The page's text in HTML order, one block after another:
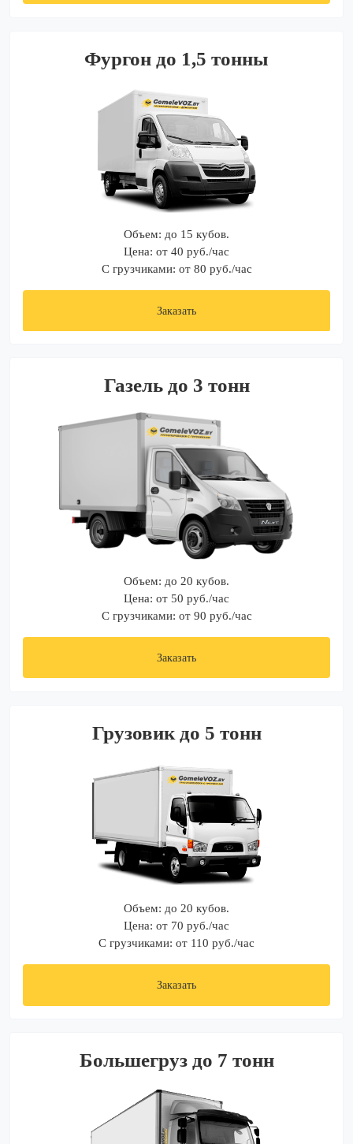
Фургон до 1,5 тонны
Объем: до 15 кубов.
Цена: от 40 руб./час
С грузчиками: от 80 руб./час
Заказать
Газель до 3 тонн
Объем: до 20 кубов.
Цена: от 50 руб./час
С грузчиками: от 90 руб./час
Заказать
Грузовик до 5 тонн
Объем: до 20 кубов.
Цена: от 70 руб./час
С грузчиками: от 110 руб./час
Заказать
Большегруз до 7 тонн